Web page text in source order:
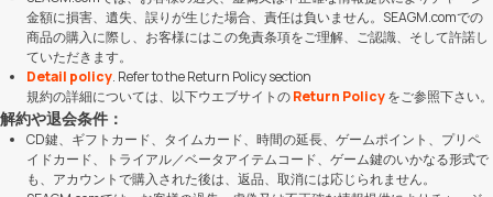
金額に損害、遺失、誤りが生じた場合、責任は負いません。SEAGM.comでの
商品の購入に際し、お客様にはこの免責条項をご理解、ご認識、そして許諾し
ていただきます。
Detail policy. Refer to the Return Policy section
規約の詳細については、以下ウエブサイトのReturn Policyをご参照下さい。
解約や退会条件：
CD鍵、ギフトカード、タイムカード、時間の延長、ゲームポイント、プリペ
イドカード、トライアル／ベータアイテムコード、ゲーム鍵のいかなる形式で
も、アカウントで購入された後は、返品、取消には応じられません。